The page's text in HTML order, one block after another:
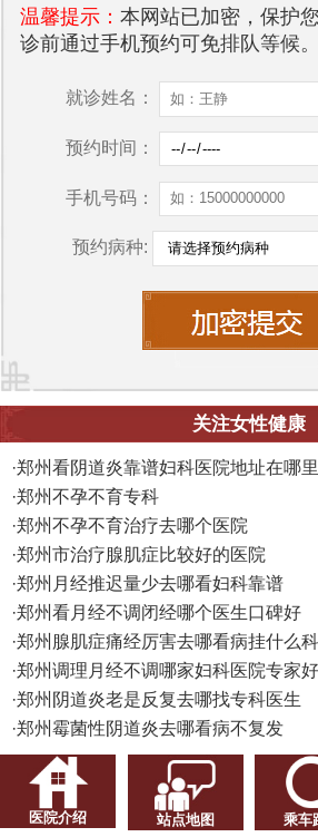
温馨提示： 本网站已加密，保护
诊前通过手机预约可免排队等候。
就诊姓名：
预约时间：
手机号码：
预约病种:
关注女性健康
·郑州看阴道炎靠谱妇科医院地址在哪里
·郑州不孕不育专科
·郑州不孕不育治疗去哪个医院
·郑州市治疗腺肌症比较好的医院
·郑州月经推迟量少去哪看妇科靠谱
·郑州看月经不调闭经哪个医生口碑好
·郑州腺肌症痛经厉害去哪看病挂什么科
·郑州调理月经不调哪家妇科医院专家好
·郑州阴道炎老是反复去哪找专科医生
·郑州霉菌性阴道炎去哪看病不复发
医院介绍 站点地图 乘车